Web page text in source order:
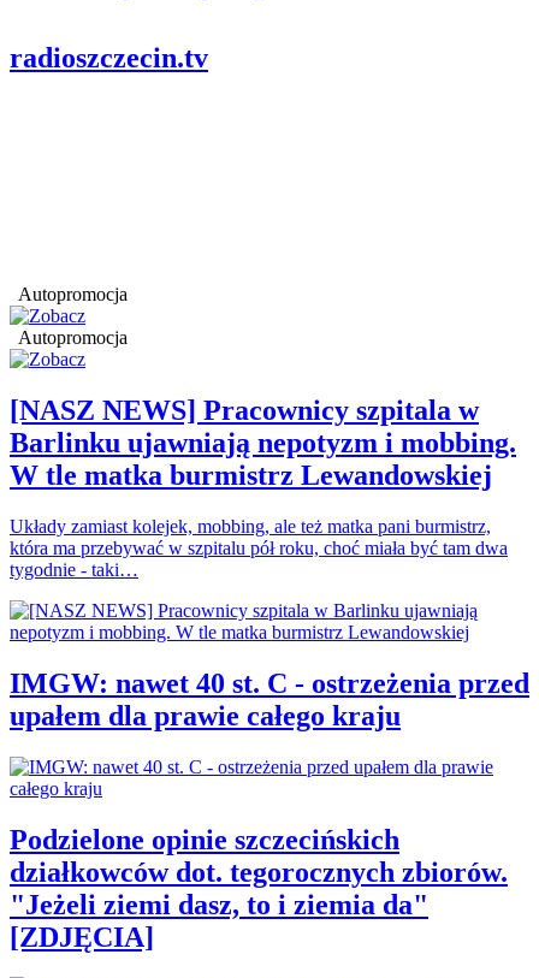
radioszczecin.tv
Autopromocja
Autopromocja
[NASZ NEWS] Pracownicy szpitala w
Barlinku ujawniają nepotyzm i mobbing.
W tle matka burmistrz Lewandowskiej
Układy zamiast kolejek, mobbing, ale też matka pani burmistrz,
która ma przebywać w szpitalu pół roku, choć miała być tam dwa
tygodnie - taki…
IMGW: nawet 40 st. C - ostrzeżenia przed
upałem dla prawie całego kraju
Podzielone opinie szczecińskich
działkowców dot. tegorocznych zbiorów.
"Jeżeli ziemi dasz, to i ziemia da"
[ZDJĘCIA]